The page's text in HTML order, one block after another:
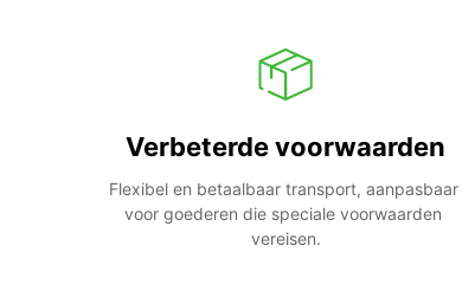
Verbeterde voorwaarden
Flexibel en betaalbaar transport, aanpasbaar
voor goederen die speciale voorwaarden
vereisen.